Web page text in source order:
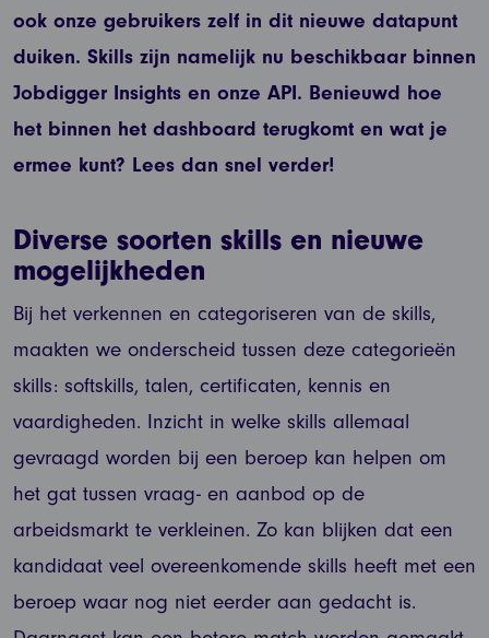
ook onze gebruikers zelf in dit nieuwe datapunt
duiken. Skills zijn namelijk nu beschikbaar binnen
Jobdigger Insights en onze API. Benieuwd hoe
het binnen het dashboard terugkomt en wat je
ermee kunt? Lees dan snel verder!
Diverse soorten skills en nieuwe
mogelijkheden
Bij het verkennen en categoriseren van de skills,
maakten we onderscheid tussen deze categorieën
skills: softskills, talen, certificaten, kennis en
vaardigheden. Inzicht in welke skills allemaal
gevraagd worden bij een beroep kan helpen om
het gat tussen vraag- en aanbod op de
arbeidsmarkt te verkleinen. Zo kan blijken dat een
kandidaat veel overeenkomende skills heeft met een
beroep waar nog niet eerder aan gedacht is.